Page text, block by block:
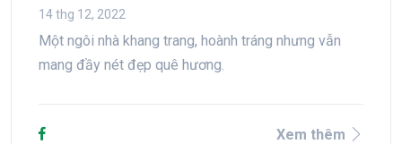
14 thg 12, 2022
Một ngôi nhà khang trang, hoành tráng nhưng vẫn
mang đầy nét đẹp quê hương.
Xem thêm